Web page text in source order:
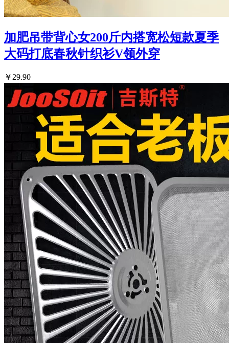
加肥吊带背心女200斤内搭宽松短款夏季
大码打底春秋针织衫V领外穿
￥29.90